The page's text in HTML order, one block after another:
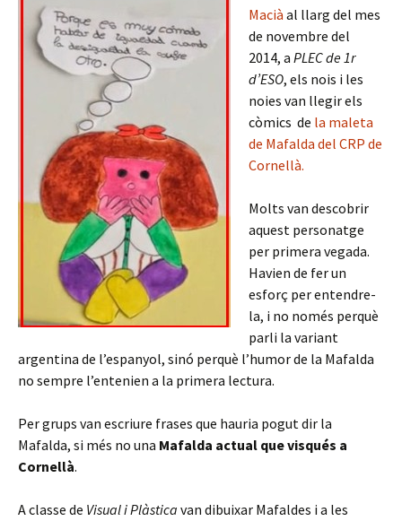
Macià al llarg del mes
de novembre del
2014, a PLEC de 1r
d’ESO, els nois i les
noies van llegir els
còmics de la maleta
de Mafalda del CRP de
Cornellà.
Molts van descobrir
aquest personatge
per primera vegada.
Havien de fer un
esforç per entendre-
la, i no només perquè
parli la variant
argentina de l’espanyol, sinó perquè l’humor de la Mafalda
no sempre l’entenien a la primera lectura.
Per grups van escriure frases que hauria pogut dir la
Mafalda, si més no una Mafalda actual que visqués a
Cornellà.
A classe de Visual i Plàstica van dibuixar Mafaldes i a les